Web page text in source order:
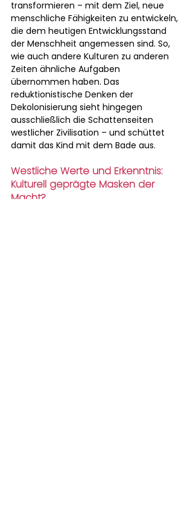
transformieren – mit dem Ziel, neue
menschliche Fähigkeiten zu entwickeln,
die dem heutigen Entwicklungsstand
der Menschheit angemessen sind. So,
wie auch andere Kulturen zu anderen
Zeiten ähnliche Aufgaben
übernommen haben. Das
reduktionistische Denken der
Dekolonisierung sieht hingegen
ausschließlich die Schattenseiten
westlicher Zivilisation – und schüttet
damit das Kind mit dem Bade aus.
Westliche Werte und Erkenntnis:
Kulturell geprägte Masken der
Macht?